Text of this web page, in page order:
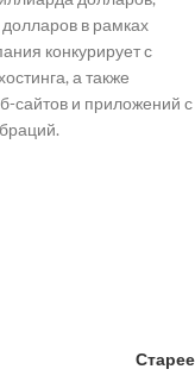
в рамках
конкурирует с
а также
сайтов и приложений с
Старее